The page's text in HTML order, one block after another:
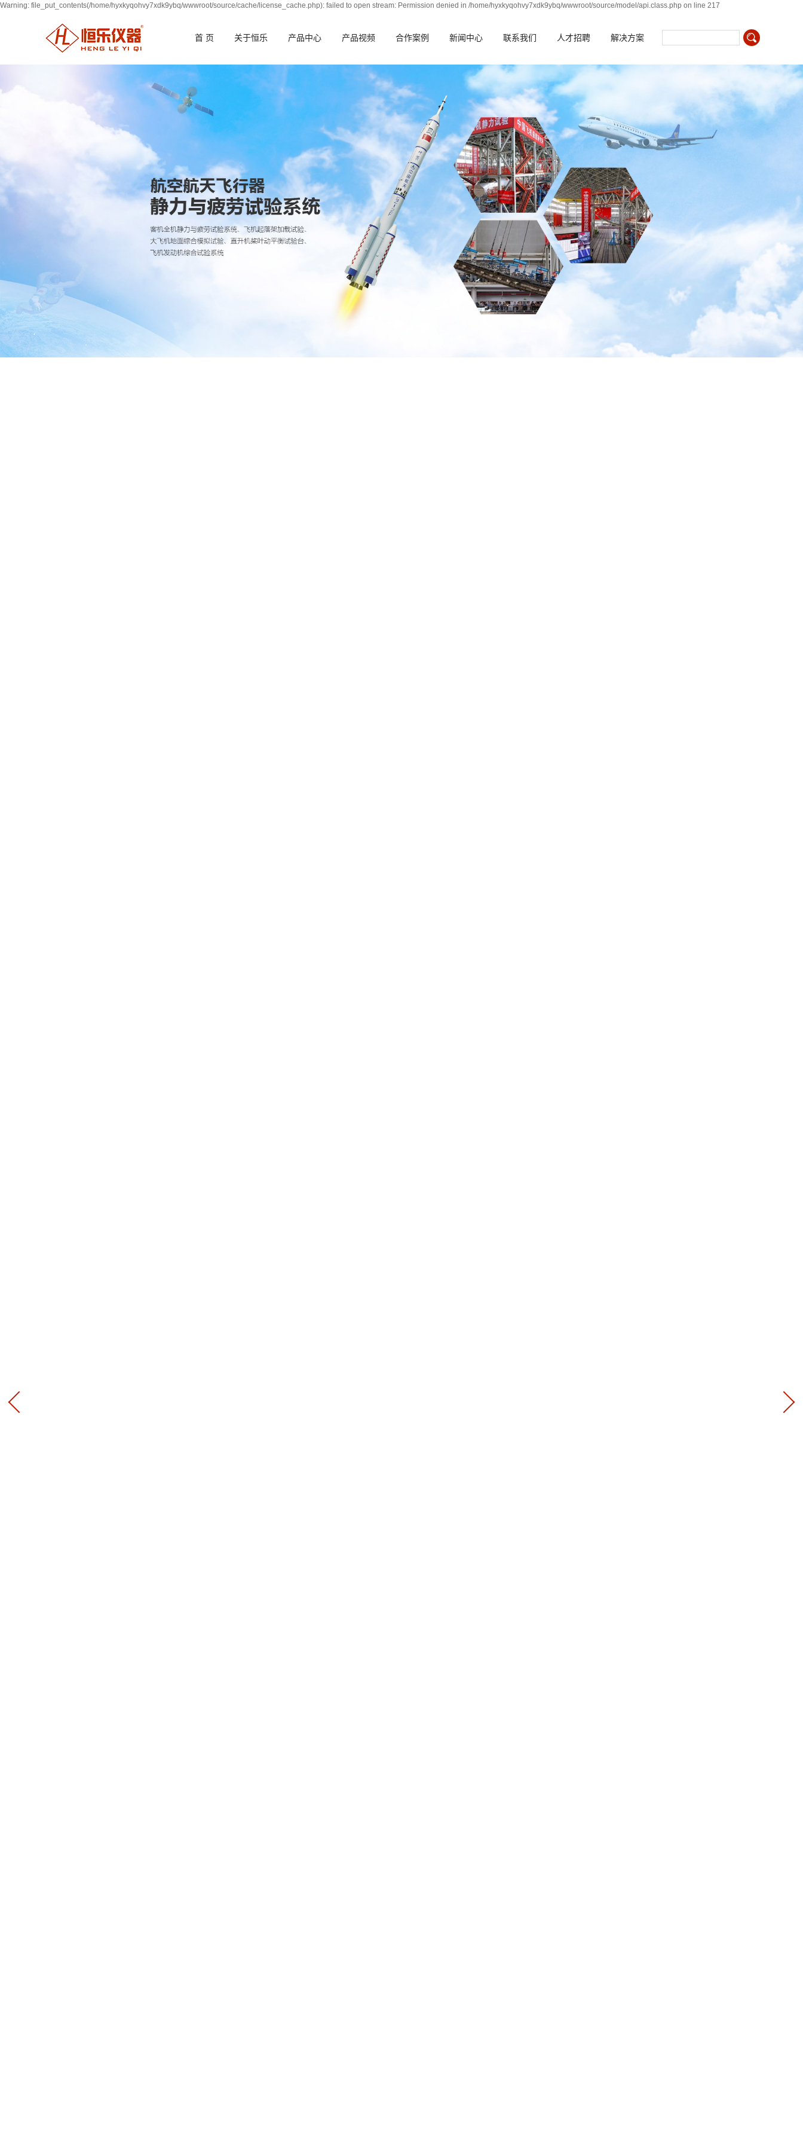
Warning: file_put_contents(/home/hyxkyqohvy7xdk9ybq/wwwroot/source/cache/license_cache.php): failed to open stream: Permission denied in /home/hyxkyqohvy7xdk9ybq/wwwroot/source/model/api.class.php on line 217
首 页 关于恒乐 产品中心 产品视频 合作案例 新闻中心 联系我们 人才招聘 解决方案